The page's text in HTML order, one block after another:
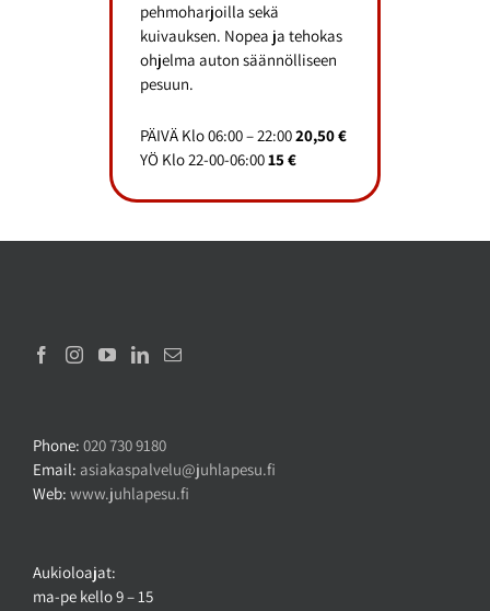
pehmoharjoilla sekä
kuivauksen. Nopea ja tehokas
ohjelma auton säännölliseen
pesuun.
PÄIVÄ Klo 06:00 – 22:0020,50 €
YÖ Klo 22-00-06:0015 €
Phone: 020 730 9180
Email: asiakaspalvelu@juhlapesu.fi
Web: www.juhlapesu.fi
Aukioloajat:
ma-pe kello 9 – 15